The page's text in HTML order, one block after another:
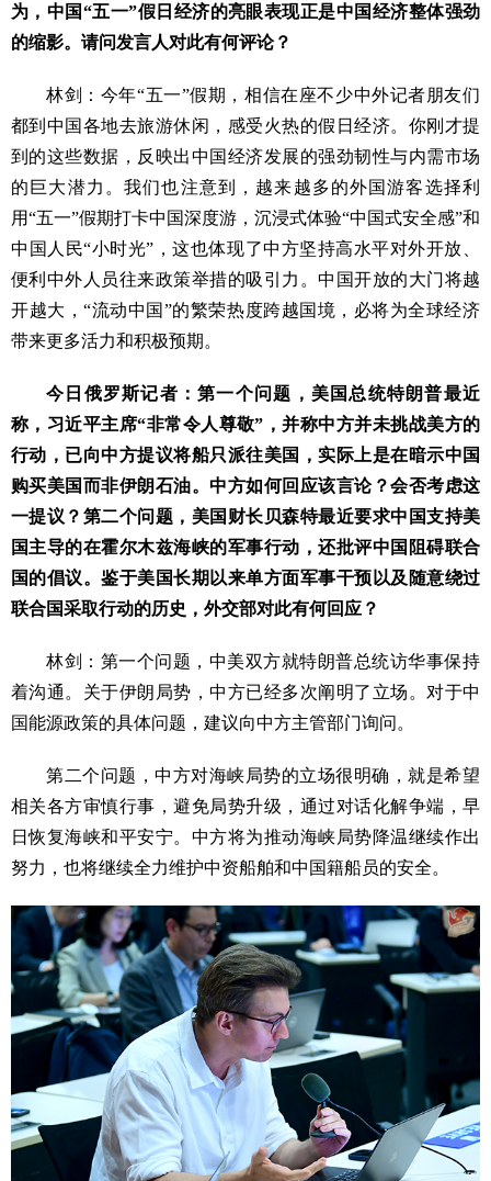
为，中国“五一”假日经济的亮眼表现正是中国经济整体强劲
的缩影。请问发言人对此有何评论？
林剑：今年“五一”假期，相信在座不少中外记者朋友们
都到中国各地去旅游休闲，感受火热的假日经济。你刚才提
到的这些数据，反映出中国经济发展的强劲韧性与内需市场
的巨大潜力。我们也注意到，越来越多的外国游客选择利
用“五一”假期打卡中国深度游，沉浸式体验“中国式安全感”和
中国人民“小时光”，这也体现了中方坚持高水平对外开放、
便利中外人员往来政策举措的吸引力。中国开放的大门将越
开越大，“流动中国”的繁荣热度跨越国境，必将为全球经济
带来更多活力和积极预期。
今日俄罗斯记者：第一个问题，美国总统特朗普最近
称，习近平主席“非常令人尊敬”，并称中方并未挑战美方的
行动，已向中方提议将船只派往美国，实际上是在暗示中国
购买美国而非伊朗石油。中方如何回应该言论？会否考虑这
一提议？第二个问题，美国财长贝森特最近要求中国支持美
国主导的在霍尔木兹海峡的军事行动，还批评中国阻碍联合
国的倡议。鉴于美国长期以来单方面军事干预以及随意绕过
联合国采取行动的历史，外交部对此有何回应？
林剑：第一个问题，中美双方就特朗普总统访华事保持
着沟通。关于伊朗局势，中方已经多次阐明了立场。对于中
国能源政策的具体问题，建议向中方主管部门询问。
第二个问题，中方对海峡局势的立场很明确，就是希望
相关各方审慎行事，避免局势升级，通过对话化解争端，早
日恢复海峡和平安宁。中方将为推动海峡局势降温继续作出
努力，也将继续全力维护中资船舶和中国籍船员的安全。